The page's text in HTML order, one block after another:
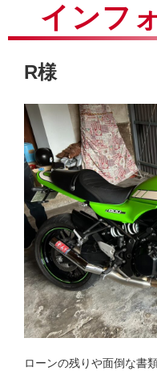
インフ
R様
ローンの残りや面倒な書